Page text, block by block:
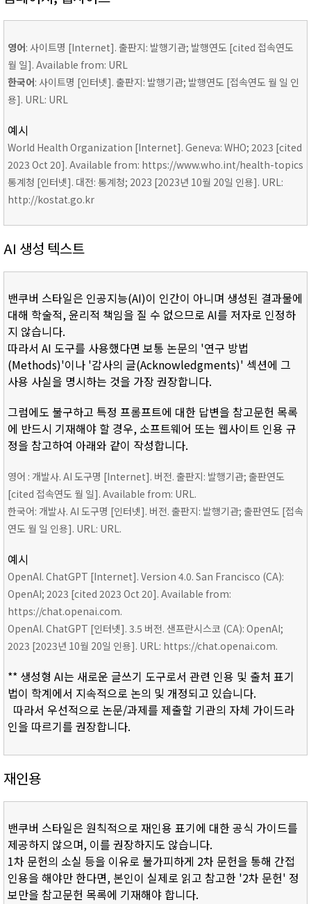
영어: 사이트명 [Internet]. 출판지: 발행기관; 발행연도 [cited 접속연도
월 일]. Available from: URL
한국어: 사이트명 [인터넷]. 출판지: 발행기관; 발행연도 [접속연도 월 일 인
용]. URL: URL
예시
World Health Organization [Internet]. Geneva: WHO; 2023 [cited
2023 Oct 20]. Available from: https://www.who.int/health-topics
통계청 [인터넷]. 대전: 통계청; 2023 [2023년 10월 20일 인용]. URL:
http://kostat.go.kr
AI 생성 텍스트
밴쿠버 스타일은 인공지능(AI)이 인간이 아니며 생성된 결과물에
대해 학술적, 윤리적 책임을 질 수 없으므로 AI를 저자로 인정하
지 않습니다.
따라서 AI 도구를 사용했다면 보통 논문의 '연구 방법
(Methods)'이나 '감사의 글(Acknowledgments)' 섹션에 그
사용 사실을 명시하는 것을 가장 권장합니다.
그럼에도 불구하고 특정 프롬프트에 대한 답변을 참고문헌 목록
에 반드시 기재해야 할 경우, 소프트웨어 또는 웹사이트 인용 규
정을 참고하여 아래와 같이 작성합니다.
영어 : 개발사. AI 도구명 [Internet]. 버전. 출판지: 발행기관; 출판연도
[cited 접속연도 월 일]. Available from: URL.
한국어: 개발사. AI 도구명 [인터넷]. 버전. 출판지: 발행기관; 출판연도 [접속
연도 월 일 인용]. URL: URL.
예시
OpenAI. ChatGPT [Internet]. Version 4.0. San Francisco (CA):
OpenAI; 2023 [cited 2023 Oct 20]. Available from:
https://chat.openai.com.
OpenAI. ChatGPT [인터넷]. 3.5 버전. 샌프란시스코 (CA): OpenAI;
2023 [2023년 10월 20일 인용]. URL: https://chat.openai.com.
** 생성형 AI는 새로운 글쓰기 도구로서 관련 인용 및 출처 표기
법이 학계에서 지속적으로 논의 및 개정되고 있습니다.
따라서 우선적으로 논문/과제를 제출할 기관의 자체 가이드라
인을 따르기를 권장합니다.
재인용
밴쿠버 스타일은 원칙적으로 재인용 표기에 대한 공식 가이드를
제공하지 않으며, 이를 권장하지도 않습니다.
1차 문헌의 소실 등을 이유로 불가피하게 2차 문헌을 통해 간접
인용을 해야만 한다면, 본인이 실제로 읽고 참고한 '2차 문헌' 정
보만을 참고문헌 목록에 기재해야 합니다.